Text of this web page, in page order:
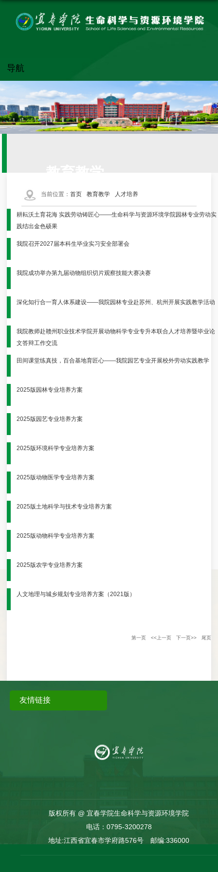
导航
当前位置：首页 教育教学 人才培养
耕耘沃土育花海 实践劳动铸匠心——生命科学与资源环境学院园林专业劳动实
践结出金色硕果
我院召开2027届本科生毕业实习安全部署会
我院成功举办第九届动物组织切片观察技能大赛决赛
深化知行合一育人体系建设——我院园林专业赴苏州、杭州开展实践教学活动
我院教师赴赣州职业技术学院开展动物科学专业专升本联合人才培养暨毕业论
文答辩工作交流
田间课堂练真技，百合基地育匠心——我院园艺专业开展校外劳动实践教学
2025版园林专业培养方案
2025版园艺专业培养方案
2025版环境科学专业培养方案
2025版动物医学专业培养方案
2025版土地科学与技术专业培养方案
2025版动物科学专业培养方案
2025版农学专业培养方案
人文地理与城乡规划专业培养方案（2021版）
第一页 <<上一页 下一页>> 尾页
友情链接
版权所有 @ 宜春学院生命科学与资源环境学院
电话：0795-3200278
地址:江西省宜春市学府路576号 邮编:336000